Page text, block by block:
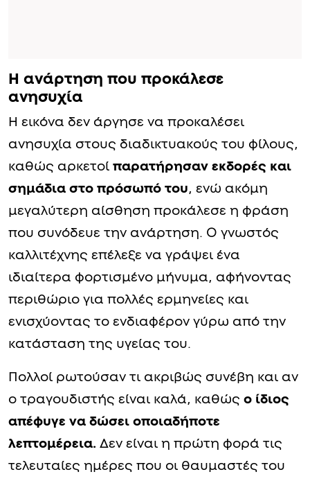
Η ανάρτηση που προκάλεσε
ανησυχία
Η εικόνα δεν άργησε να προκαλέσει
ανησυχία στους διαδικτυακούς του φίλους,
καθώς αρκετοί παρατήρησαν εκδορές και
σημάδια στο πρόσωπό του, ενώ ακόμη
μεγαλύτερη αίσθηση προκάλεσε η φράση
που συνόδευε την ανάρτηση. Ο γνωστός
καλλιτέχνης επέλεξε να γράψει ένα
ιδιαίτερα φορτισμένο μήνυμα, αφήνοντας
περιθώριο για πολλές ερμηνείες και
ενισχύοντας το ενδιαφέρον γύρω από την
κατάσταση της υγείας του.
Πολλοί ρωτούσαν τι ακριβώς συνέβη και αν
ο τραγουδιστής είναι καλά, καθώς ο ίδιος
απέφυγε να δώσει οποιαδήποτε
λεπτομέρεια. Δεν είναι η πρώτη φορά τις
τελευταίες ημέρες που οι θαυμαστές του